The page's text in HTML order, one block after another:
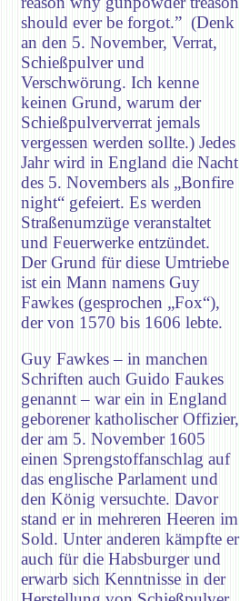
should ever be forgot.” (Denk
an den 5. November, Verrat,
Schießpulver und
Verschwörung. Ich kenne
keinen Grund, warum der
Schießpulververrat jemals
vergessen werden sollte.) Jedes
Jahr wird in England die Nacht
des 5. Novembers als „Bonfire
night“ gefeiert. Es werden
Straßenumzüge veranstaltet
und Feuerwerke entzündet.
Der Grund für diese Umtriebe
ist ein Mann namens Guy
Fawkes (gesprochen „Fox“),
der von 1570 bis 1606 lebte.
Guy Fawkes – in manchen
Schriften auch Guido Faukes
genannt – war ein in England
geborener katholischer Offizier,
der am 5. November 1605
einen Sprengstoffanschlag auf
das englische Parlament und
den König versuchte. Davor
stand er in mehreren Heeren im
Sold. Unter anderen kämpfte er
auch für die Habsburger und
erwarb sich Kenntnisse in der